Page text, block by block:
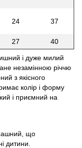
24 37
27 40
і дуже милий
незамінною річчю
з якісного
колір і форму
і приємний на
що
дитини.